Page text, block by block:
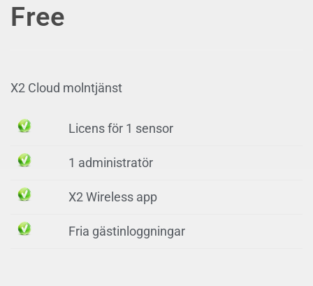
Free
X2 Cloud molntjänst
Licens för 1 sensor
1 administratör
X2 Wireless app
Fria gästinloggningar